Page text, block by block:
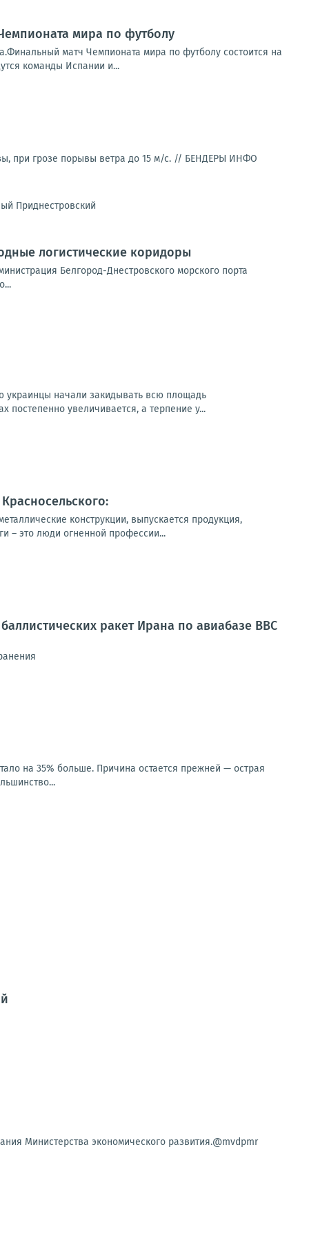
мира по футболу
матч Чемпионата мира по футболу состоится на
команды Испании и...
при грозе порывы ветра до 15 м/с. // БЕНДЕРЫ ИНФО
Приднестровский
логистические коридоры
Белгород-Днестровского морского порта
начали закидывать всю площадь
постепенно увеличивается, а терпение у...
конструкции, выпускается продукция,
– это люди огненной профессии...
ракет Ирана по авиабазе ВВС
на 35% больше. Причина остается прежней — острая
Министерства экономического развития.@mvdpmr